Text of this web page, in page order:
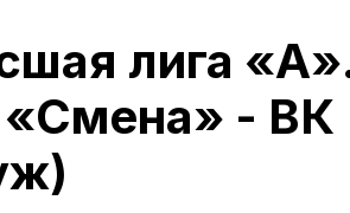
лига
- ВК